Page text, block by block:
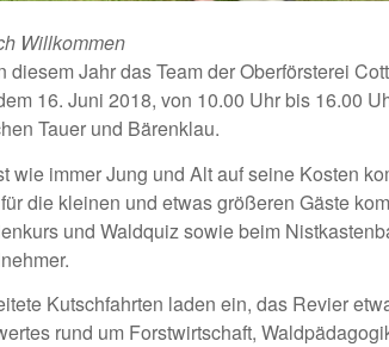
Willkommen
Jahr das Team der Oberförsterei
16. Juni 2018, von 10.00 Uhr bis 16.00
Tauer und Bärenklau.
wie immer Jung und Alt auf seine Kosten
die kleinen und etwas größeren Gäste
und Waldquiz sowie beim
Kutschfahrten laden ein, das Revier
rund um Forstwirtschaft,